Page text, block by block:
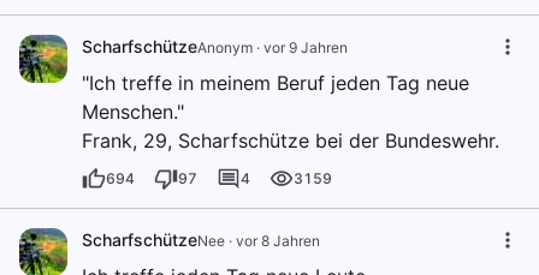
ScharfschützeAnonym · vor 9 Jahren
"Ich treffe in meinem Beruf jeden Tag neue
Menschen."
Frank, 29, Scharfschütze bei der Bundeswehr.
694 97 4 3159
ScharfschützeNee · vor 8 Jahren